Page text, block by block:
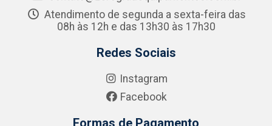
Atendimento de segunda a sexta-feira das
08h às 12h e das 13h30 às 17h30
Redes Sociais
Instagram
Facebook
Formas de Pagamento